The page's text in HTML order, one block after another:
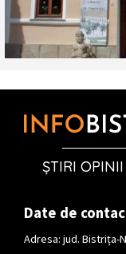
ȘTIRI
Date de
Adresa: jud. Bistrița-